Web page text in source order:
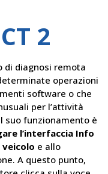
2
di diagnosi remota
operazioni
software o che
per l’attività
suo funzionamento è
l’interfaccia Info
veicolo e allo
A questo punto,